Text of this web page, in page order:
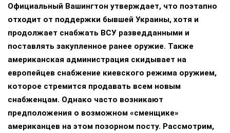
Официальный Вашингтон утверждает, что поэтапно
отходит от поддержки бывшей Украины, хотя и
продолжает снабжать ВСУ разведданными и
поставлять закупленное ранее оружие. Также
американская администрация скидывает на
европейцев снабжение киевского режима оружием,
которое стремится продавать всем новым
снабженцам. Однако часто возникают
предположения о возможном «сменщике»
американцев на этом позорном посту. Рассмотрим,